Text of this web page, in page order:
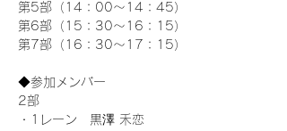
第5部（14：00～14：45）
第6部（15：30～16：15）
第7部（16：30～17：15）
◆参加メンバー
2部
・1レーン　黒澤 禾恋